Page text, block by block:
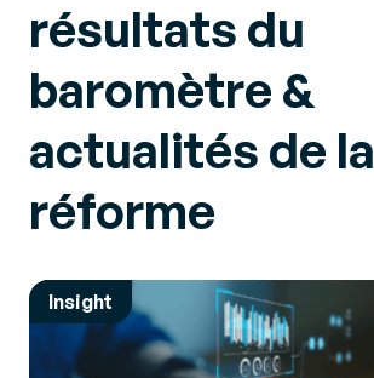
résultats du
baromètre &
actualités de la
réforme
Insight